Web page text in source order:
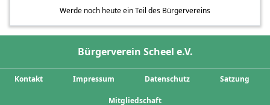
Werde noch heute ein Teil des Bürgervereins
Bürgerverein Scheel e.V.
Kontakt Impressum Datenschutz Satzung
Mitgliedschaft